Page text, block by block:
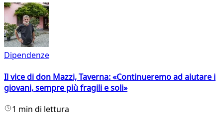
Dipendenze
Il vice di don Mazzi, Taverna: «Continueremo ad aiutare i
giovani, sempre più fragili e soli»
1 min di lettura